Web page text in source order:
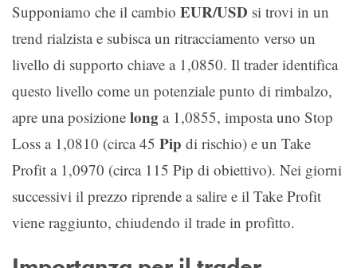
Supponiamo che il cambio EUR/USD si trovi in un
trend rialzista e subisca un ritracciamento verso un
livello di supporto chiave a 1,0850. Il trader identifica
questo livello come un potenziale punto di rimbalzo,
apre una posizione long a 1,0855, imposta uno Stop
Loss a 1,0810 (circa 45 Pip di rischio) e un Take
Profit a 1,0970 (circa 115 Pip di obiettivo). Nei giorni
successivi il prezzo riprende a salire e il Take Profit
viene raggiunto, chiudendo il trade in profitto.